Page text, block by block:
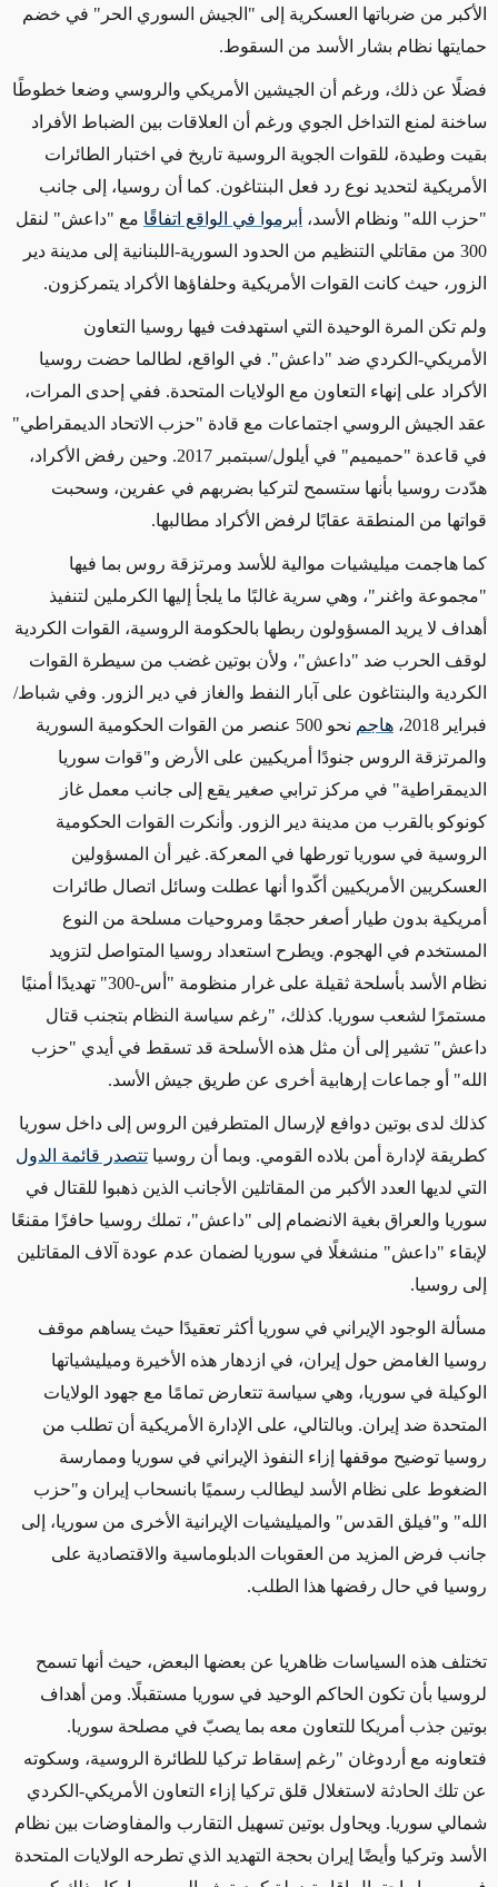
الأكبر من ضرباتها العسكرية إلى "الجيش السوري الحر" في خضم
حمايتها نظام بشار الأسد من السقوط.
فضلًا عن ذلك، ورغم أن الجيشين الأمريكي والروسي وضعا خطوطًا
ساخنة لمنع التداخل الجوي ورغم أن العلاقات بين الضباط الأفراد
بقيت وطيدة، للقوات الجوية الروسية تاريخ في اختبار الطائرات
الأمريكية لتحديد نوع رد فعل البنتاغون. كما أن روسيا، إلى جانب
"حزب الله" ونظام الأسد، أبرموا في الواقع اتفاقًا مع "داعش" لنقل
300 من مقاتلي التنظيم من الحدود السورية-اللبنانية إلى مدينة دير
الزور، حيث كانت القوات الأمريكية وحلفاؤها الأكراد يتمركزون.
ولم تكن المرة الوحيدة التي استهدفت فيها روسيا التعاون
الأمريكي-الكردي ضد "داعش". في الواقع، لطالما حضت روسيا
الأكراد على إنهاء التعاون مع الولايات المتحدة. ففي إحدى المرات،
عقد الجيش الروسي اجتماعات مع قادة "حزب الاتحاد الديمقراطي"
في قاعدة "حميميم" في أيلول/سبتمبر 2017. وحين رفض الأكراد،
هدّدت روسيا بأنها ستسمح لتركيا بضربهم في عفرين، وسحبت
قواتها من المنطقة عقابًا لرفض الأكراد مطالبها.
كما هاجمت ميليشيات موالية للأسد ومرتزقة روس بما فيها
"مجموعة واغنر"، وهي سرية غالبًا ما يلجأ إليها الكرملين لتنفيذ
أهداف لا يريد المسؤولون ربطها بالحكومة الروسية، القوات الكردية
لوقف الحرب ضد "داعش"، ولأن بوتين غضب من سيطرة القوات
الكردية والبنتاغون على آبار النفط والغاز في دير الزور. وفي شباط/
فبراير 2018،
هاجم
نحو 500 عنصر من القوات الحكومية السورية
والمرتزقة الروس جنودًا أمريكيين على الأرض و"قوات سوريا
الديمقراطية" في مركز ترابي صغير يقع إلى جانب معمل غاز
كونوكو بالقرب من مدينة دير الزور. وأنكرت القوات الحكومية
الروسية في سوريا تورطها في المعركة. غير أن المسؤولين
العسكريين الأمريكيين أكّدوا أنها عطلت وسائل اتصال طائرات
أمريكية بدون طيار أصغر حجمًا ومروحيات مسلحة من النوع
المستخدم في الهجوم. ويطرح استعداد روسيا المتواصل لتزويد
نظام الأسد بأسلحة ثقيلة على غرار منظومة "أس-300" تهديدًا أمنيًا
مستمرًا لشعب سوريا. كذلك، "رغم سياسة النظام بتجنب قتال
داعش" تشير إلى أن مثل هذه الأسلحة قد تسقط في أيدي "حزب
الله" أو جماعات إرهابية أخرى عن طريق جيش الأسد.
كذلك لدى بوتين دوافع لإرسال المتطرفين الروس إلى داخل سوريا
كطريقة لإدارة أمن بلاده القومي. وبما أن روسيا تتصدر قائمة الدول
التي لديها العدد الأكبر من المقاتلين الأجانب الذين ذهبوا للقتال في
سوريا والعراق بغية الانضمام إلى "داعش"، تملك روسيا حافزًا مقنعًا
لإبقاء "داعش" منشغلًا في سوريا لضمان عدم عودة آلاف المقاتلين
إلى روسيا.
مسألة الوجود الإيراني في سوريا أكثر تعقيدًا حيث يساهم موقف
روسيا الغامض حول إيران، في ازدهار هذه الأخيرة وميليشياتها
الوكيلة في سوريا، وهي سياسة تتعارض تمامًا مع جهود الولايات
المتحدة ضد إيران. وبالتالي، على الإدارة الأمريكية أن تطلب من
روسيا توضيح موقفها إزاء النفوذ الإيراني في سوريا وممارسة
الضغوط على نظام الأسد ليطالب رسميًا بانسحاب إيران و"حزب
الله" و"فيلق القدس" والميليشيات الإيرانية الأخرى من سوريا، إلى
جانب فرض المزيد من العقوبات الدبلوماسية والاقتصادية على
روسيا في حال رفضها هذا الطلب.
تختلف هذه السياسات ظاهريا عن بعضها البعض، حيث أنها تسمح
لروسيا بأن تكون الحاكم الوحيد في سوريا مستقبلًا. ومن أهداف
بوتين جذب أمريكا للتعاون معه بما يصبّ في مصلحة سوريا.
فتعاونه مع أردوغان "رغم إسقاط تركيا للطائرة الروسية، وسكوته
عن تلك الحادثة لاستغلال قلق تركيا إزاء التعاون الأمريكي-الكردي
شمالي سوريا. ويحاول بوتين تسهيل التقارب والمفاوضات بين نظام
الأسد وتركيا وأيضًا إيران بحجة التهديد الذي تطرحه الولايات المتحدة